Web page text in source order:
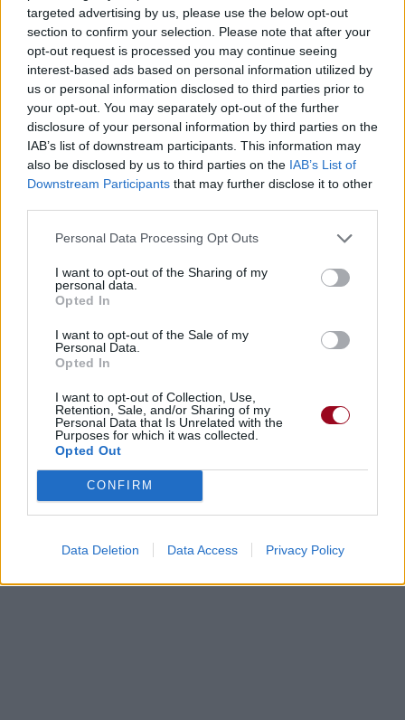
targeted advertising by us, please use the below opt-out
section to confirm your selection. Please note that after your
opt-out request is processed you may continue seeing
interest-based ads based on personal information utilized by
us or personal information disclosed to third parties prior to
your opt-out. You may separately opt-out of the further
disclosure of your personal information by third parties on the
IAB’s list of downstream participants. This information may
also be disclosed by us to third parties on the IAB’s List of
Downstream Participants that may further disclose it to other
Personal Data Processing Opt Outs
I want to opt-out of the Sharing of my
personal data.
Opted In
I want to opt-out of the Sale of my
Personal Data.
Opted In
I want to opt-out of Collection, Use,
Retention, Sale, and/or Sharing of my
Personal Data that Is Unrelated with the
Purposes for which it was collected.
Opted Out
CONFIRM
Data Deletion Data Access Privacy Policy